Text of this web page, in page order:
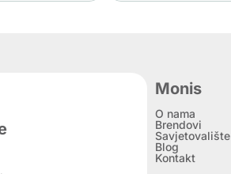
Monis
O nama
Brendovi
Savjetovalište
Blog
Kontakt